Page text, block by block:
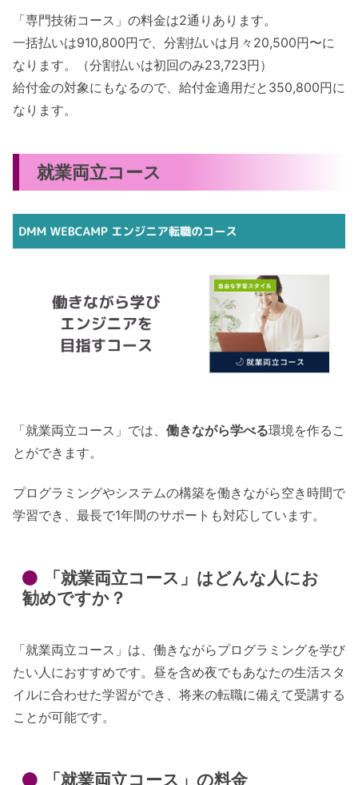
「専門技術コース」の料金は2通りあります。
一括払いは910,800円で、分割払いは月々20,500円〜に
なります。（分割払いは初回のみ23,723円）
給付金の対象にもなるので、給付金適用だと350,800円に
なります。
就業両立コース
「就業両立コース」では、 働きながら学べる環境を作るこ
とができます。
プログラミングやシステムの構築を働きながら空き時間で
学習でき、最長で1年間のサポートも対応しています。
「就業両立コース」はどんな人にお
勧めですか？
「就業両立コース」は、働きながらプログラミングを学び
たい人におすすめです。昼を含め夜でもあなたの生活スタ
イルに合わせた学習ができ、将来の転職に備えて受講する
ことが可能です。
「就業両立コース」の料金